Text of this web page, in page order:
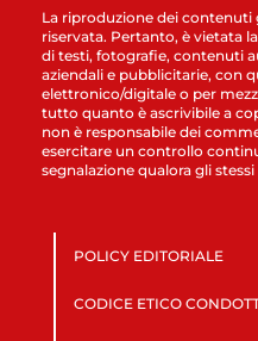
La riproduzione dei contenuti
riservata. Pertanto, è vietata
di testi, fotografie, contenuti
aziendali e pubblicitarie, con
elettronico/digitale o per
tutto quanto è ascrivibile a
non è responsabile dei
esercitare un controllo
segnalazione qualora gli
POLICY EDITORIALE
CODICE ETICO